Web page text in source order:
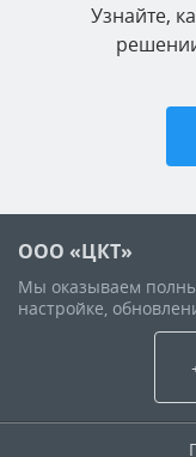
Узнайте,
ООО «ЦКТ»
Мы оказываем
настройке,